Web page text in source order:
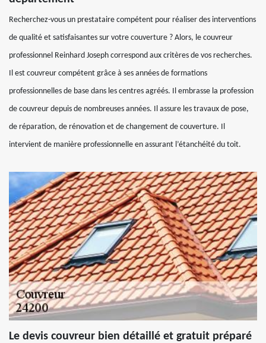
Recherchez-vous un prestataire compétent pour réaliser des interventions
de qualité et satisfaisantes sur votre couverture ? Alors, le couvreur
professionnel Reinhard Joseph correspond aux critères de vos recherches.
Il est couvreur compétent grâce à ses années de formations
professionnelles de base dans les centres agréés. Il embrasse la profession
de couvreur depuis de nombreuses années. Il assure les travaux de pose,
de réparation, de rénovation et de changement de couverture. Il
intervient de manière professionnelle en assurant l’étanchéité du toit.
Le devis couvreur bien détaillé et gratuit préparé